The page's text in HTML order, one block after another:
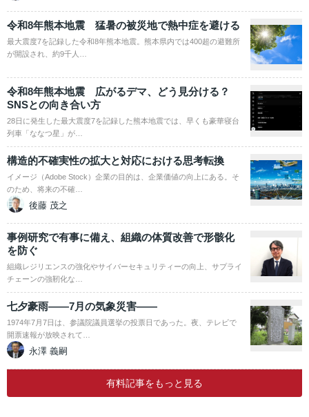
令和8年熊本地震 猛暑の被災地で熱中症を避ける
最大震度7を記録した令和8年熊本地震。熊本県内では400超の避難所
が開設され、約9千人…
令和8年熊本地震 広がるデマ、どう見分ける？
SNSとの向き合い方
28日に発生した最大震度7を記録した熊本地震では、早くも豪華寝台
列車「ななつ星」が…
構造的不確実性の拡大と対応における思考転換
イメージ（Adobe Stock）企業の目的は、企業価値の向上にある。そ
のため、将来の不確…
後藤 茂之
事例研究で有事に備え、組織の体質改善で形骸化
を防ぐ
組織レジリエンスの強化やサイバーセキュリティーの向上、サプライ
チェーンの強靭化な…
七夕豪雨――7月の気象災害――
1974年7月7日は、参議院議員選挙の投票日であった。夜、テレビで
開票速報が放映されて…
永澤 義嗣
有料記事をもっと見る